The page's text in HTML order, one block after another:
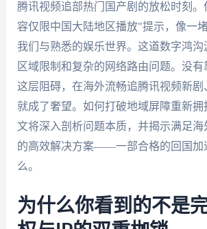
腾讯视频追部热门国产剧的放松时刻
容仅限中国大陆地区播放"提示，像一
我们与熟悉的娱乐世界。这道数字鸿沟
区域限制和复杂的网络路由问题。没
这层阻碍，在海外流畅追腾讯视频新剧
就成了奢望。如何打破地域屏障重新
文将深入剖析问题本质，并揭示满足海
的高效解决方案——一部合格的回国加
么。
为什么你看到的不是